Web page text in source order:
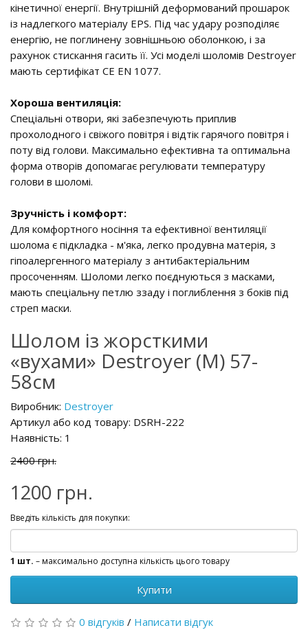
кінетичної енергії. Внутрішній деформований прошарок
із надлегкого матеріалу EPS. Під час удару розподіляє
енергію, не поглинену зовнішньою оболонкою, і за
рахунок стискання гасить її. Усі моделі шоломів Destroyer
мають сертифікат CE EN 1077.
Хороша вентиляція:
Спеціальні отвори, які забезпечують приплив
прохолодного і свіжого повітря і відтік гарячого повітря і
поту від голови. Максимально ефективна та оптимальна
форма отворів допомагає регулювати температуру
голови в шоломі.
Зручність і комфорт:
Для комфортного носіння та ефективної вентиляції
шолома є підкладка - м'яка, легко продувна матерія, з
гіпоалергенного матеріалу з антибактеріальним
просоченням. Шоломи легко поєднуються з масками,
мають спеціальну петлю ззаду і поглиблення з боків під
стреп маски.
Шолом із жорсткими
«вухами» Destroyer (M) 57-
58см
Виробник: Destroyer
Артикул або код товару: DSRH-222
Наявність: 1
2400 грн.
1200 грн.
Введіть кількість для покупки:
1 шт. – максимально доступна кількість цього товару
Купити
0 відгуків / Написати відгук